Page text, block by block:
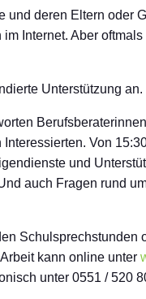
deren Eltern oder
Internet. Aber
Unterstützung an.
Von
und
auch Fragen rund
kann online unter
unter 0551 / 520